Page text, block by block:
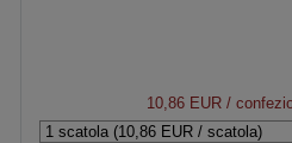
10,86 EUR/